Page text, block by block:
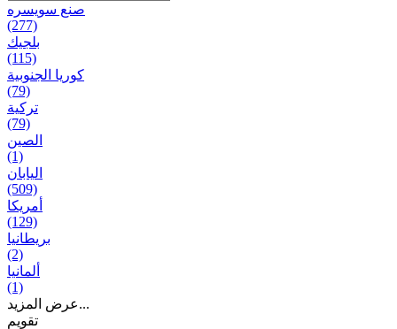
صنع سویسره
(277)
بلجيك
(115)
كوريا الجنوبية
(79)
تركية
(79)
الصين
(1)
اليابان
(509)
أمريكا
(129)
بریطانیا
(2)
ألمانيا
(1)
عرض المزيد...
تقويم